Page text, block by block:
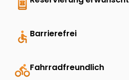
accessible Barrierefrei
directions_bikeFahrradfreundlich